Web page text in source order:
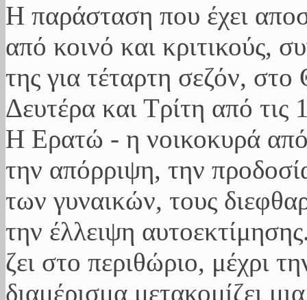
Η παράσταση που έχει
από κοινό και κριτικούς,
της για τέταρτη σεζόν,
Δευτέρα και Τρίτη από
Η Ερατώ - η νοικοκυρά
την απόρριψη, την
των γυναικών, τους
την έλλειψη
ζει στο περιθώριο, μέχρι
διαμέρισμα μετακομίζει